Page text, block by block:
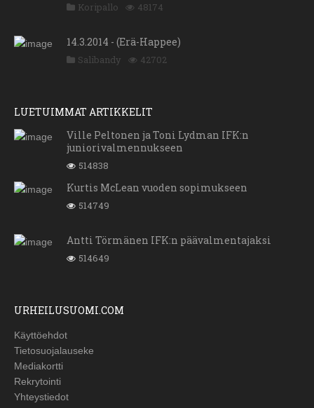
Koripallo 48174
14.3.2014 - (Erä-Happee)
Salibandy 42702
LUETUIMMAT ARTIKKELIT
Ville Peltonen ja Toni Lydman IFK:n
juniorivalmennukseen
514838
Kurtis McLean vuoden sopimukseen
514749
Antti Törmänen IFK:n päävalmentajaksi
514649
URHEILUSUOMI.COM
Käyttöehdot
Tietosuojalauseke
Mediakortti
Rekrytointi
Yhteystiedot